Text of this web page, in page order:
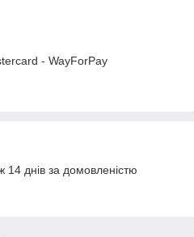
- WayForPay
днів за домовленістю